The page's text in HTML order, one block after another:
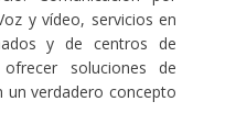
y vídeo, servicios en
y de centros de
soluciones de
un verdadero concepto